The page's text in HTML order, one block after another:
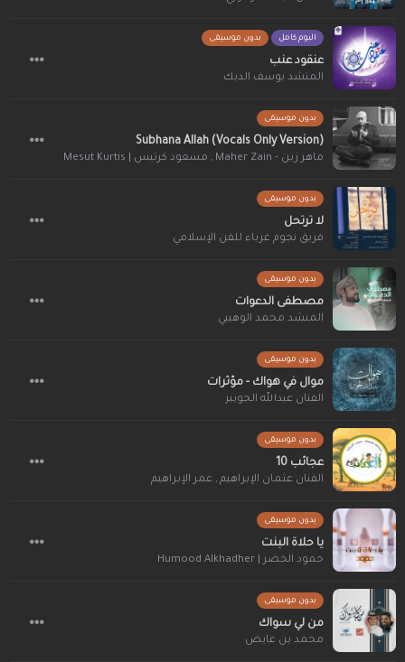
البوم كامل بدون موسيقى
عنقود عنب
المنشد يوسف الديك
بدون موسيقى
Subhana Allah (Vocals Only Version)
ماهر زين - Maher Zain , مسعود كرتيس | Mesut Kurtis
بدون موسيقى
لا ترتحل
فريق نجوم غرباء للفن الإسلامي
بدون موسيقى
مصطفى الدعوات
المنشد محمد الوهيبي
بدون موسيقى
موال في هواك - مؤثرات
الفنان عبدالله الجويبر
بدون موسيقى
عجائب 10
الفنان عثمان الإبراهيم , عمر الإبراهيم
بدون موسيقى
يا حلاة البنت
حمود الخضر | Humood Alkhadher
بدون موسيقى
من لي سواك
محمد بن عايض